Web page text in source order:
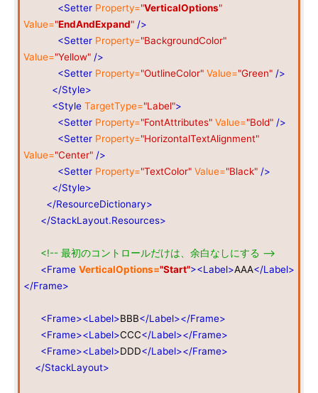
<Setter Property="VerticalOptions"
Value="EndAndExpand" />
<Setter Property="BackgroundColor"
Value="Yellow" />
<Setter Property="OutlineColor" Value="Green" />
</Style>
<Style TargetType="Label">
<Setter Property="FontAttributes" Value="Bold" />
<Setter Property="HorizontalTextAlignment"
Value="Center" />
<Setter Property="TextColor" Value="Black" />
</Style>
</ResourceDictionary>
</StackLayout.Resources>
<!-- 最初のコントロールだけは、余白なしにする -->
<Frame VerticalOptions="Start"><Label>AAA</Label>
</Frame>
<Frame><Label>BBB</Label></Frame>
<Frame><Label>CCC</Label></Frame>
<Frame><Label>DDD</Label></Frame>
</StackLayout>